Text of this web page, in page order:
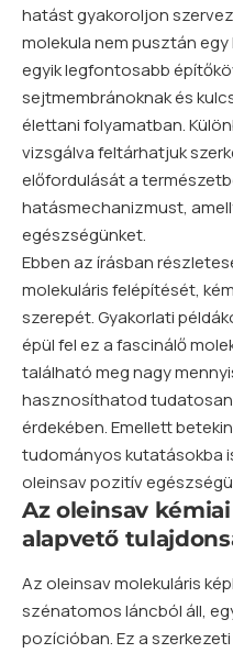
hatást gyakoroljon
molekula nem pusztán
egyik legfontosabb
sejtmembránoknak és
élettani folyamatban.
vizsgálva feltárhatjuk
előfordulását a
hatásmechanizmust,
egészségünket.
Ebben az írásban
molekuláris felépítését,
szerepét. Gyakorlati
épül fel ez a fascinálő
található meg nagy
hasznosíthatod
érdekében. Emellett
tudományos kutatásokba
oleinsav pozitív
Az oleinsav
alapvető
Az oleinsav molekuláris
szénatomos láncból áll,
pozícióban. Ez a